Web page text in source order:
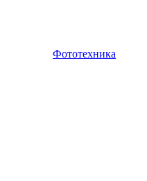
Фототехника